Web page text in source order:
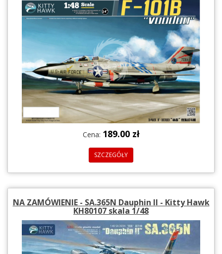
Cena: 189.00 zł
SZCZEGÓŁY
NA ZAMÓWIENIE - SA.365N Dauphin II - Kitty Hawk
KH80107 skala 1/48